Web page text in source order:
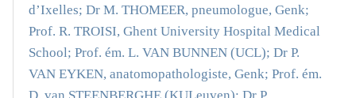
d’Ixelles; Dr M. THOMEER, pneumologue, Genk;
Prof. R. TROISI, Ghent University Hospital Medical
School; Prof. ém. L. VAN BUNNEN (UCL); Dr P.
VAN EYKEN, anatomopathologiste, Genk; Prof. ém.